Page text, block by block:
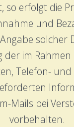
erfolgt die
und
solcher
im
Telefon-
Mails bei
vorbehalten.